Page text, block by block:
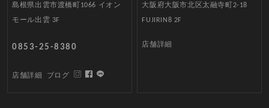
島根県出雲市渡橋町1066 イオン
モール出雲 3F
0853-25-8380
店舗詳細 ブログ
大阪府大阪市北区太融寺町2-18
FUJIRIN8 2F
店舗詳細